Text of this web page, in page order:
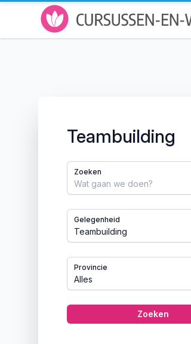
Teambuilding
Zoeken
Gelegenheid
Provincie
Zoeken